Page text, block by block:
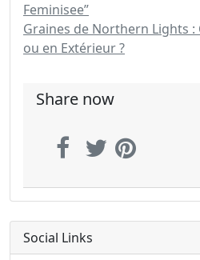
Feminisee”
Graines de Northern Lights
ou en Extérieur ?
Share now
Social Links